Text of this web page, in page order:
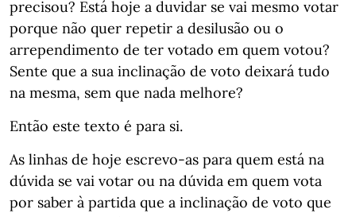
precisou? Está hoje a duvidar se vai mesmo votar
porque não quer repetir a desilusão ou o
arrependimento de ter votado em quem votou?
Sente que a sua inclinação de voto deixará tudo
na mesma, sem que nada melhore?
Então este texto é para si.
As linhas de hoje escrevo-as para quem está na
dúvida se vai votar ou na dúvida em quem vota
por saber à partida que a inclinação de voto que